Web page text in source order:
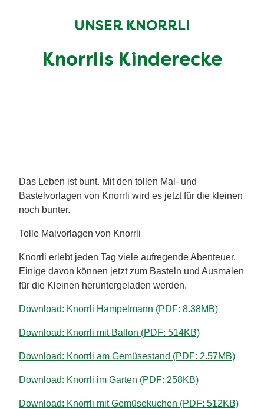
UNSER KNORRLI
Knorrlis Kinderecke
Das Leben ist bunt. Mit den tollen Mal- und
Bastelvorlagen von Knorrli wird es jetzt für die kleinen
noch bunter.
Tolle Malvorlagen von Knorrli
Knorrli erlebt jeden Tag viele aufregende Abenteuer.
Einige davon können jetzt zum Basteln und Ausmalen
für die Kleinen heruntergeladen werden.
Download: Knorrli Hampelmann (PDF: 8.38MB)
Download: Knorrli mit Ballon (PDF: 514KB)
Download: Knorrli am Gemüsestand (PDF: 2.57MB)
Download: Knorrli im Garten (PDF: 258KB)
Download: Knorrli mit Gemüsekuchen (PDF: 512KB)